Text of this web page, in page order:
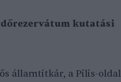
kutatási
államtitkár, a Pilis-oldal